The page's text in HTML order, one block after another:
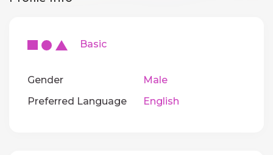
Basic
Gender
Male
Preferred Language
English